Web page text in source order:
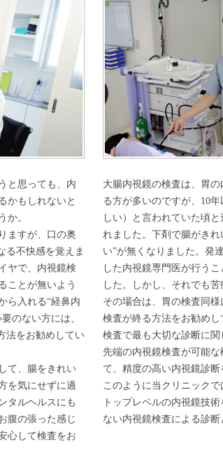
と思っても、内
かもしれないと
か。
ますが、口の奥
る不快感を覚えま
ヤで、内視鏡検
ことが無いよう
ら入れる“経鼻内
のない方には、
法をお勧めしてい
て、腸をきれい
を気にせずに過
タルヘルスにも
腹の張った感じ
心して検査をお
大腸内視鏡の検査は、胃
る方が多いのですが、10
しい）と言われていた頃
れました。下剤で腸がきれ
い”が無くなりました。発
した内視鏡専門医が行う
した。しかし、それでも苦
その場合は、胃の検査同
検査が終る方法をお勧めし
検査で最も大切な診断に
先端の内視鏡検査が可能
て、精度の高い内視鏡診断
このように当クリニック
トップレベルの内視鏡技
ない内視鏡検査による診断